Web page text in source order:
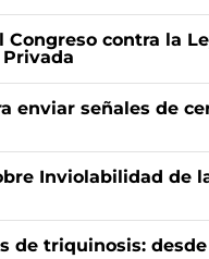
contra la
enviar señales de
Inviolabilidad de
de triquinosis: